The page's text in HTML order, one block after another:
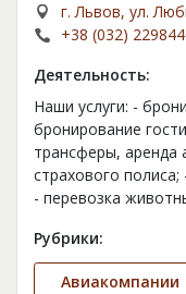
г. Львов, ул.
+38 (032)
Деятельность:
Наши услуги: -
бронирование
трансферы, аренда
страхового
- перевозка
Рубрики:
Авиакомпании